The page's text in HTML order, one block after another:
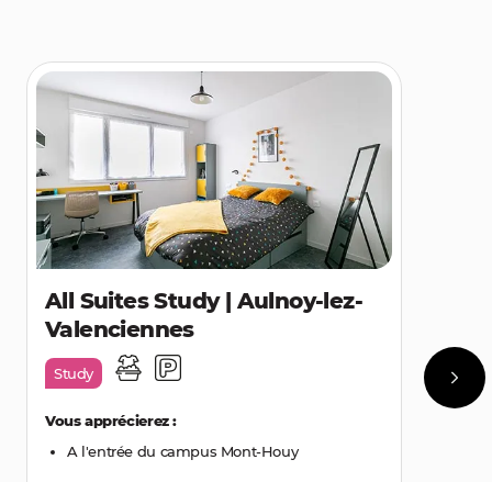
All Suites Study | Aulnoy-lez-
Valenciennes
Study
Vous apprécierez :
A l'entrée du campus Mont-Houy